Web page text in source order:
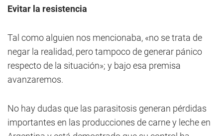
Evitar la resistencia
Tal como alguien nos mencionaba, «no se trata de
negar la realidad, pero tampoco de generar pánico
respecto de la situación»; y bajo esa premisa
avanzaremos.
No hay dudas que las parasitosis generan pérdidas
importantes en las producciones de carne y leche en